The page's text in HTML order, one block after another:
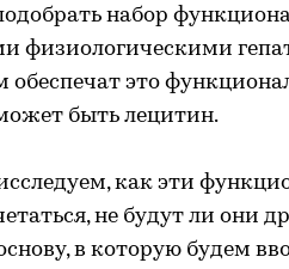
набор
физиологическими
обеспечат это
быть лецитин.
как эти
не будут ли они
в которую будем